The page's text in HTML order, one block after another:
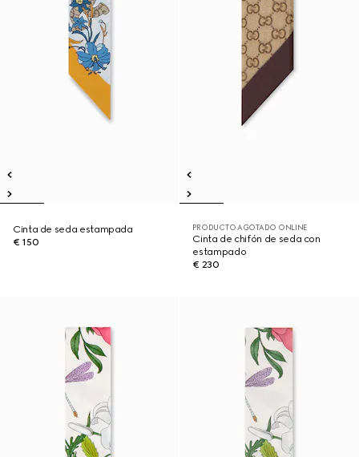
Cinta de seda estampada
€ 150
PRODUCTO AGOTADO ONLINE
Cinta de chifón de seda con
estampado
€ 230